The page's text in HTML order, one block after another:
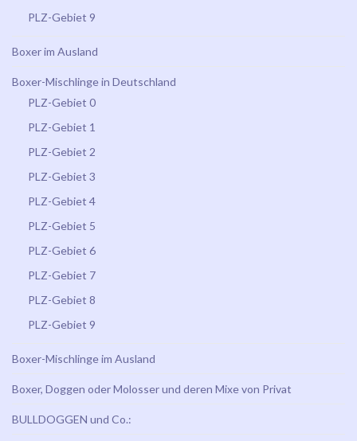
PLZ-Gebiet 9
Boxer im Ausland
Boxer-Mischlinge in Deutschland
PLZ-Gebiet 0
PLZ-Gebiet 1
PLZ-Gebiet 2
PLZ-Gebiet 3
PLZ-Gebiet 4
PLZ-Gebiet 5
PLZ-Gebiet 6
PLZ-Gebiet 7
PLZ-Gebiet 8
PLZ-Gebiet 9
Boxer-Mischlinge im Ausland
Boxer, Doggen oder Molosser und deren Mixe von Privat
BULLDOGGEN und Co.: